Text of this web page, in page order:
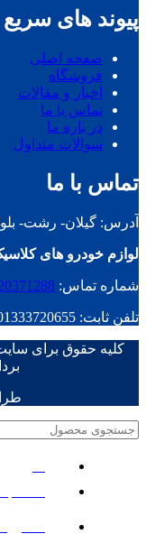
پیوند های سریع
صفحه اصلی
فروشگاه
اخبار و مقالات
تماس با ما
در باره ما
سوالات متداول
تماس با ما
آدرس: گیلان- رشت-
لوازم خودرو های
شماره تماس:
تلفن ثابت: 01333720655
کلیه حقوق برای